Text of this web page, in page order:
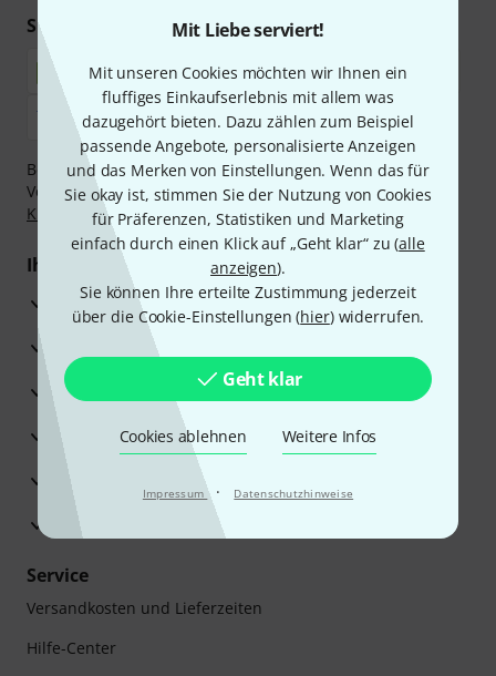
Mit Liebe serviert!
Mit unseren Cookies möchten wir Ihnen ein
fluffiges Einkaufserlebnis mit allem was
dazugehört bieten. Dazu zählen zum Beispiel
passende Angebote, personalisierte Anzeigen
und das Merken von Einstellungen. Wenn das für
Sie okay ist, stimmen Sie der Nutzung von Cookies
für Präferenzen, Statistiken und Marketing
einfach durch einen Klick auf „Geht klar“ zu (alle
anzeigen).
Sie können Ihre erteilte Zustimmung jederzeit
über die Cookie-Einstellungen (hier) widerrufen.
Geht klar
Cookies ablehnen Weitere Infos
Impressum · Datenschutzhinweise
Sicher einkaufen & bezahlen
Bezahlen Sie vertraulich und sicher per Nachnahme,
Vorkasse, PayPal, Amazon Pay,Klarna Sofort bezahlen,
Klarna Ratenzahlungoder Kreditkarte.
Ihre Vorteile
3 Jahre Thomann Garantie
30 Tage Money-Back-Garantie
Reparaturservice
Beratung durch Fachexperten
Zufriedenheitsgarantie
Europas größtes Versandlager
Service
Versandkosten und Lieferzeiten
Hilfe-Center